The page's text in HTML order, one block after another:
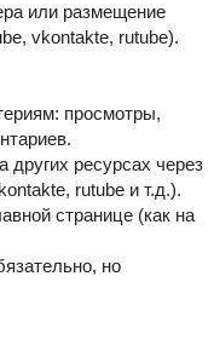
или размещение
vkontakte, rutube).
просмотры,
ресурсах через
rutube и т.д.).
странице (как на
но